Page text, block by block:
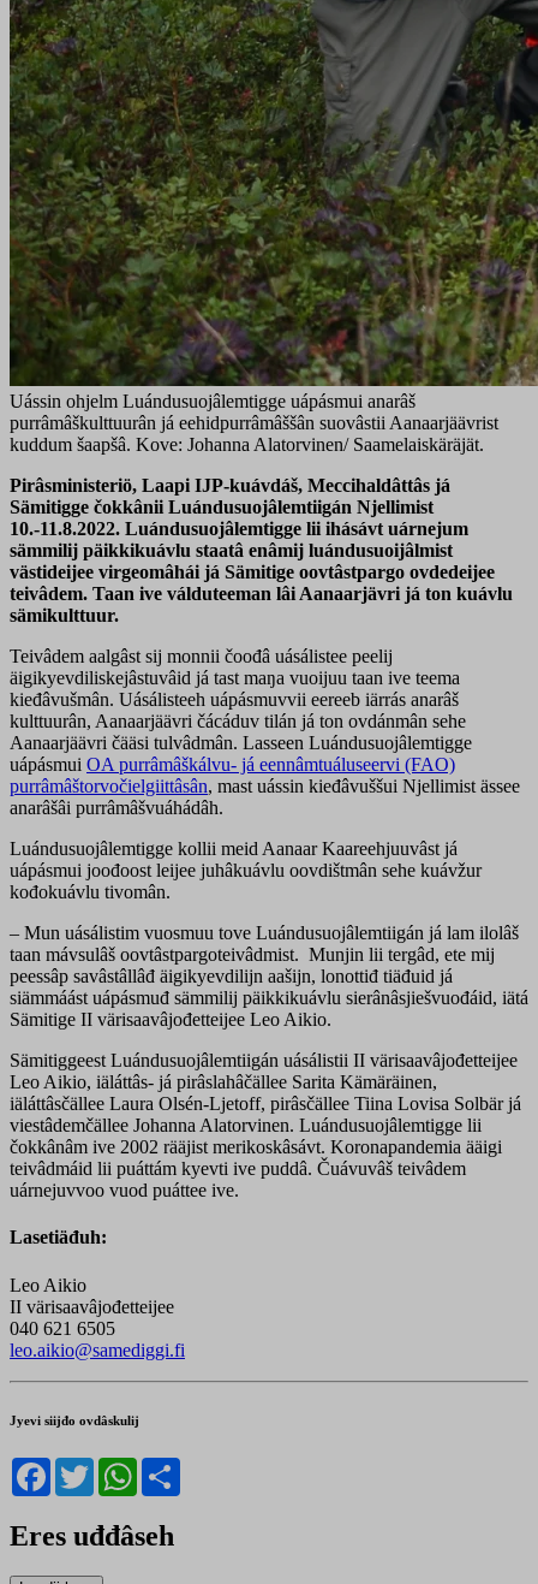
Uássin ohjelm Luándusuojâlemtigge uápásmui anarâš
purrâmâškulttuurân já eehidpurrâmâššân suovâstii Aanaarjäävrist
kuddum šaapšâ. Kove: Johanna Alatorvinen/ Saamelaiskäräjät.
Pirâsministeriö, Laapi IJP-kuávdáš, Meccihaldâttâs já
Sämitigge čokkânii Luándusuojâlemtiigán Njellimist
10.-11.8.2022. Luándusuojâlemtigge lii ihásávt uárnejum
sämmilij päikkikuávlu staatâ enâmij luándusuoijâlmist
västideijee virgeomâhái já Sämitige oovtâstpargo ovdedeijee
teivâdem. Taan ive válduteeman lâi Aanaarjävri já ton kuávlu
sämikulttuur.
Teivâdem aalgâst sij monnii čoođâ uásálistee peelij
äigikyevdiliskejâstuvâid já tast maŋa vuoijuu taan ive teema
kieđâvušmân. Uásálisteeh uápásmuvvii eereeb iärrás anarâš
kulttuurân, Aanaarjäävri čácáduv tilán já ton ovdánmân sehe
Aanaarjäävri čääsi tulvâdmân. Lasseen Luándusuojâlemtigge
uápásmui OA purrâmâškálvu- já eennâmtuáluseervi (FAO)
purrâmâštorvočielgiittâsân, mast uássin kieđâvuššui Njellimist ässee
anarâšâi purrâmâšvuáhádâh.
Luándusuojâlemtigge kollii meid Aanaar Kaareehjuuvâst já
uápásmui joođoost leijee juhâkuávlu oovdištmân sehe kuávžur
kođokuávlu tivomân.
– Mun uásálistim vuosmuu tove Luándusuojâlemtiigán já lam ilolâš
taan mávsulâš oovtâstpargoteivâdmist. Munjin lii tergâd, ete mij
peessâp savâstâllâđ äigikyevdilijn aašijn, lonottiđ tiäđuid já
siämmáást uápásmuđ sämmilij päikkikuávlu sierânâsjiešvuođáid, iätá
Sämitige II värisaavâjođetteijee Leo Aikio.
Sämitiggeest Luándusuojâlemtiigán uásálistii II värisaavâjođetteijee
Leo Aikio, iäláttâs- já pirâslahâčällee Sarita Kämäräinen,
iäláttâsčällee Laura Olsén-Ljetoff, pirâsčällee Tiina Lovisa Solbär já
viestâdemčällee Johanna Alatorvinen. Luándusuojâlemtigge lii
čokkânâm ive 2002 rääjist merikoskâsávt. Koronapandemia ääigi
teivâdmáid lii puáttám kyevti ive puddâ. Čuávuvâš teivâdem
uárnejuvvoo vuod puáttee ive.
Lasetiäđuh:
Leo Aikio
II värisaavâjođetteijee
040 621 6505
leo.aikio@samediggi.fi
Jyevi siijđo ovdâskulij
Facebook
TwitterWhatsApp
Eres uđđâseh